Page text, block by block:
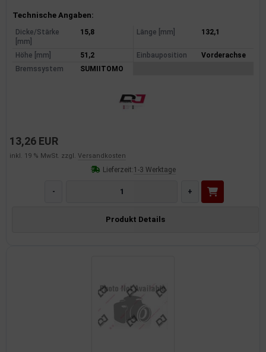
Produktinformationen
Technische Angaben:
Dicke/Stärke
[mm]
15,8 Länge [mm] 132,1
Höhe [mm] 51,2 Einbauposition
Vorderachse
Bremssystem
SUMIITOMO
13,26 EUR
inkl. 19 % MwSt. zzgl. Versandkosten
Lieferzeit:1-3 Werktage
- +
Produkt Details